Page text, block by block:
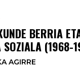
BERRIA
SOZIALA (1968-
AGIRRE